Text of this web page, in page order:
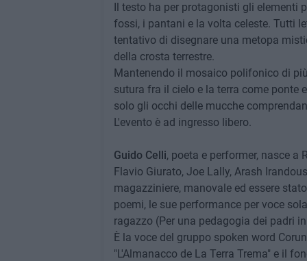
Il testo ha per protagonisti gli elementi
fossi, i pantani e la volta celeste. Tutti
tentativo di disegnare una metopa
della crosta terrestre.
Mantenendo il mosaico polifonico di
sutura fra il cielo e la terra come ponte
solo gli occhi delle mucche
L'evento è ad ingresso libero.
Guido Celli, poeta e performer, nasce
Flavio Giurato, Joe Lally, Arash
magazziniere, manovale ed essere
poemi, le sue performance per voce
ragazzo (Per una pedagogia dei padri
È la voce del gruppo spoken word
"L'Almanacco de La Terra Trema" e il